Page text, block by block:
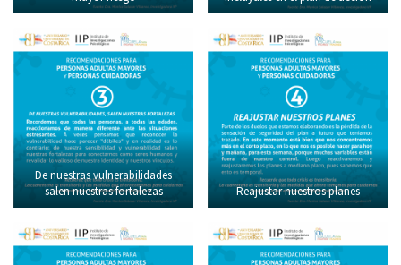
De nuestras vulnerabilidades
salen nuestras fortalezas
Reajustar nuestros planes